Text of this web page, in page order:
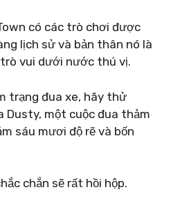
có các trò chơi được
lịch sử và bản thân nó là
vui dưới nước thú vị.
trạng đua xe, hãy thử
Dusty, một cuộc đua thảm
sáu mươi độ rẽ và bốn
chắn sẽ rất hồi hộp.